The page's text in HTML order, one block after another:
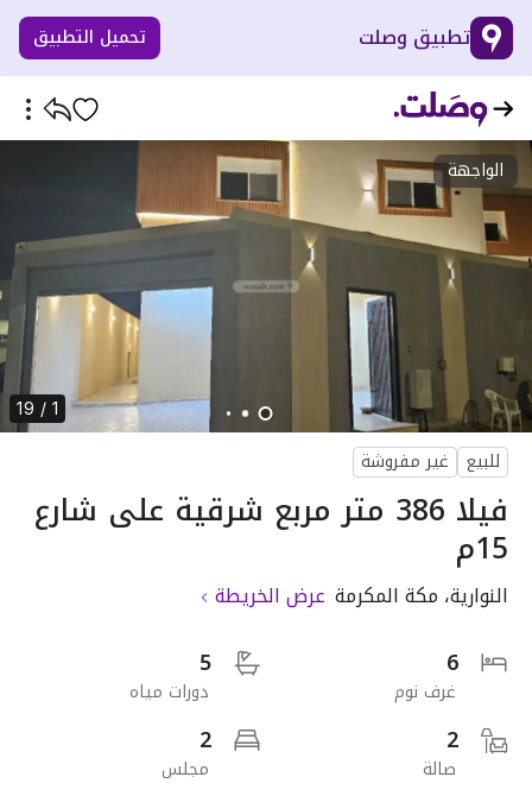
تطبيق وصلت تحميل التطبيق
الواجهة
1 / 19
للبيع غير مفروشة
فيلا 386 متر مربع شرقية على شارع
15م
النوارية، مكة المكرمة عرض الخريطة
6
غرف نوم
5
دورات مياه
2
صالة
2
مجلس